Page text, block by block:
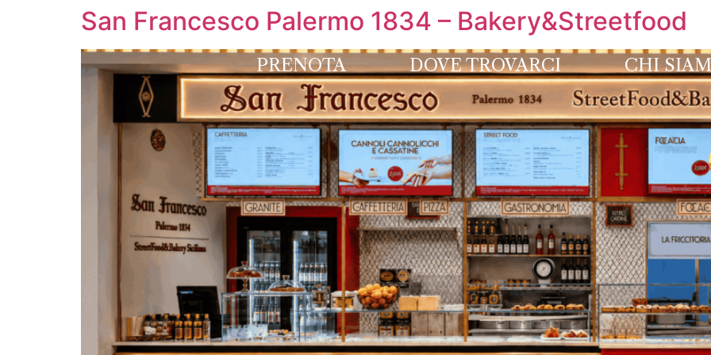
PRENOTA DOVE TROVARCI CHI
San Francesco Palermo 1834 – Bakery&Streetfood